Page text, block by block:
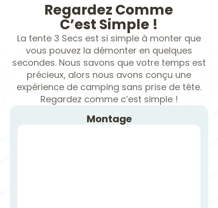
Regardez Comme
C’est Simple !
La tente 3 Secs est si simple à monter que
vous pouvez la démonter en quelques
secondes. Nous savons que votre temps est
précieux, alors nous avons conçu une
expérience de camping sans prise de tête.
Regardez comme c’est simple !
Montage